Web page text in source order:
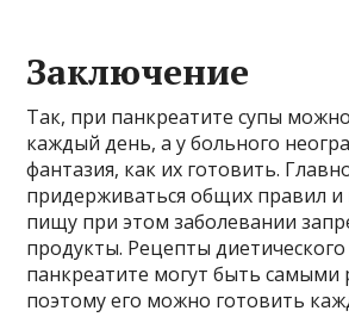
Заключение
Так, при панкреатите супы
каждый день, а у больного
фантазия, как их готовить.
придерживаться общих правил и
пищу при этом заболевании
продукты. Рецепты диетического
панкреатите могут быть самыми
поэтому его можно готовить